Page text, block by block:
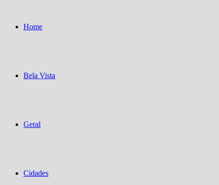
Home
Bela Vista
Geral
Cidades